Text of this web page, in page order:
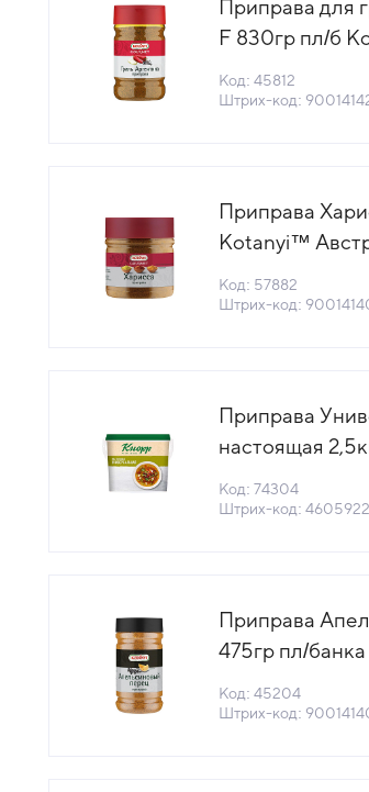
Приправа для
F 830гр пл/б
Код: 45812
Штрих-код:
Приправа
Kotanyi™
Код: 57882
Штрих-код:
Приправа
настоящая
(90001432)
Код: 74304
Штрих-код:
Приправа
475гр пл/
(+18°С)
Код: 45204
Штрих-код: